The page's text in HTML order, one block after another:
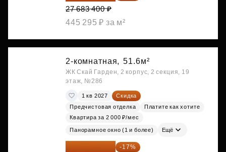
27 683 400 ₽
445 295 ₽ за м²
2-комнатная, 51.6м²
ЖК Скай Гарден, 2 корпус, 2 секция, 19
этаж, №286
1 кв 2027
Скидка
Предчистовая отделка
Платите как хотите
Квартира за 2 000 ₽/мес
Панорамное окно (1 и более) Ещё
23 255 604 ₽ -17%